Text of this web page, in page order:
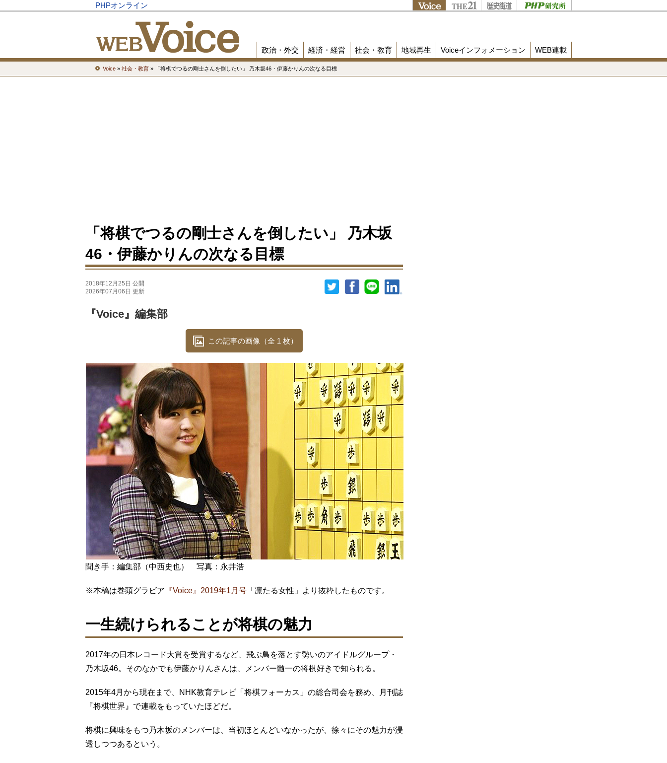
PHPオンライン
政治・外交 経済・経営 社会・教育 地域再生 Voiceインフォメーション WEB連載
Voice » 社会・教育 » 「将棋でつるの剛士さんを倒したい」 乃木坂46・伊藤かりんの次なる目標
「将棋でつるの剛士さんを倒したい」 乃木坂
46・伊藤かりんの次なる目標
2018年12月25日 公開
2026年07月06日 更新
『Voice』編集部
この記事の画像（全 1 枚）
聞き手：編集部（中西史也） 写真：永井浩
※本稿は巻頭グラビア 『Voice』2019年1月号 「凛たる女性」より抜粋したものです。
一生続けられることが将棋の魅力
2017年の日本レコード大賞を受賞するなど、飛ぶ鳥を落とす勢いのアイドルグループ・
乃木坂46。そのなかでも伊藤かりんさんは、メンバー髄一の将棋好きで知られる。
2015年4月から現在まで、NHK教育テレビ「将棋フォーカス」の総合司会を務め、月刊誌
『将棋世界』で連載をもっていたほどだ。
将棋に興味をもつ乃木坂のメンバーは、当初ほとんどいなかったが、徐々にその魅力が浸
透しつつあるという。